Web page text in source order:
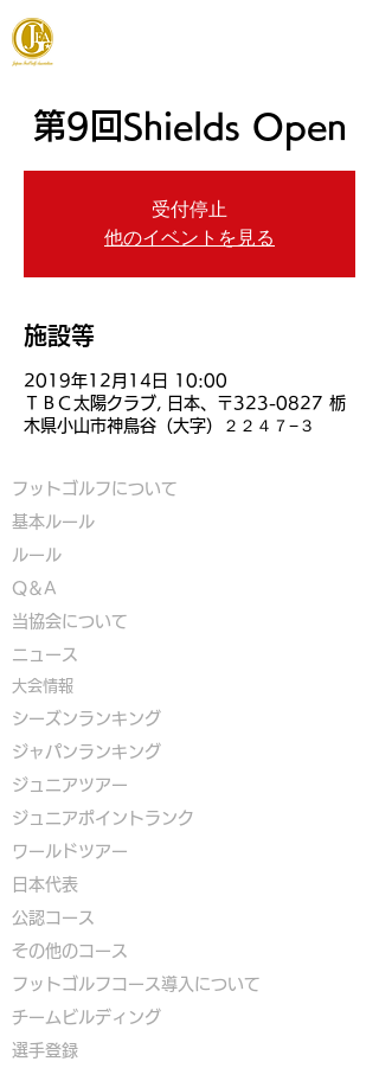
第9回Shields Open
受付停止
他のイベントを見る
施設等
2019年12月14日 10:00
ＴＢＣ太陽クラブ, 日本、〒323-0827 栃
木県小山市神鳥谷（大字）２２４７−３
フットゴルフについて
基本ルール
ルール
Q＆A
​当協会について
​ニュース
大会情報
シーズンランキング
ジャパンランキング
ジュニアツアー
ジュニアポイントランク
​ワールドツアー
​​日本代表
公認コース
​その他のコース
​ フットゴルフコース導入について
​チームビルディング
選手登録​